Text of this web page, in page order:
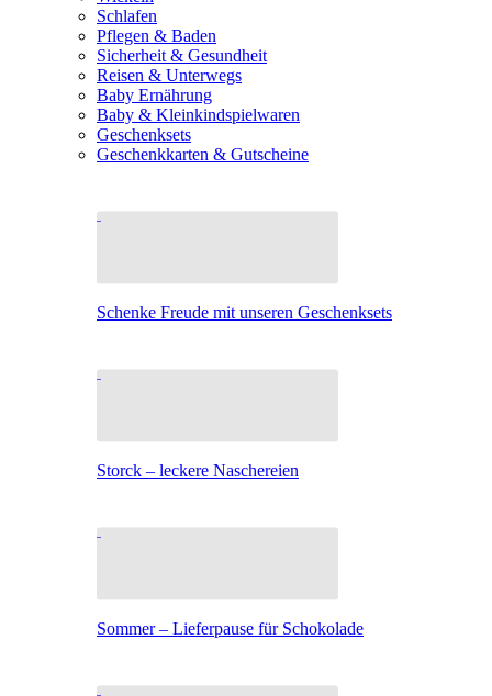
Schlafen
Pflegen & Baden
Sicherheit & Gesundheit
Reisen & Unterwegs
Baby Ernährung
Baby & Kleinkindspielwaren
Geschenksets
Geschenkkarten & Gutscheine
Schenke Freude mit unseren Geschenksets
Storck – leckere Naschereien
Sommer – Lieferpause für Schokolade